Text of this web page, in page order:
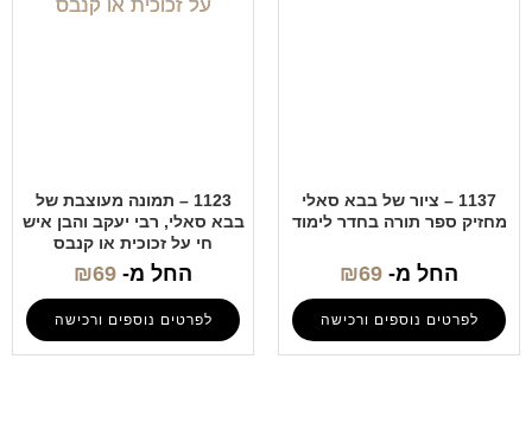
1137 – ציור של בבא סאלי
מחזיק ספר תורה בחדר לימוד
החל מ- ₪69
לפרטים נוספים ורכישה
1123 – תמונה מעוצבת של
בבא סאלי, רבי יעקב והבן איש
חי על זכוכית או קנבס
החל מ- ₪69
לפרטים נוספים ורכישה